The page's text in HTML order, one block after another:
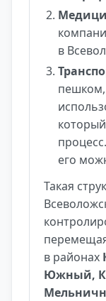
в
его
Такая
в районах
Южный,